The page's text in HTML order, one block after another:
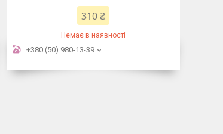
310 ₴
Немає в наявності
+380 (50) 980-13-39